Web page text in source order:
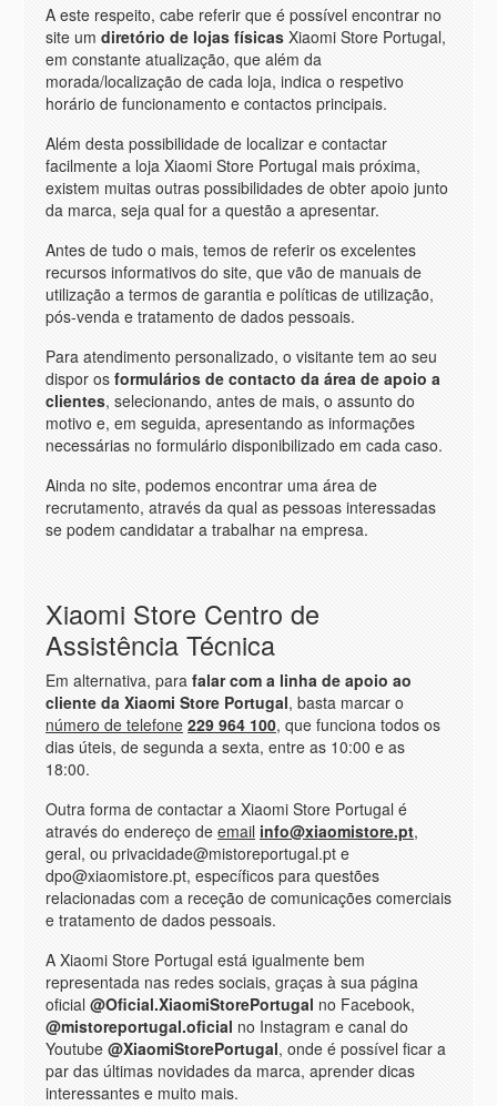
A este respeito, cabe referir que é possível encontrar no
site um diretório de lojas físicas Xiaomi Store Portugal,
em constante atualização, que além da
morada/localização de cada loja, indica o respetivo
horário de funcionamento e contactos principais.
Além desta possibilidade de localizar e contactar
facilmente a loja Xiaomi Store Portugal mais próxima,
existem muitas outras possibilidades de obter apoio junto
da marca, seja qual for a questão a apresentar.
Antes de tudo o mais, temos de referir os excelentes
recursos informativos do site, que vão de manuais de
utilização a termos de garantia e políticas de utilização,
pós-venda e tratamento de dados pessoais.
Para atendimento personalizado, o visitante tem ao seu
dispor os formulários de contacto da área de apoio a
clientes, selecionando, antes de mais, o assunto do
motivo e, em seguida, apresentando as informações
necessárias no formulário disponibilizado em cada caso.
Ainda no site, podemos encontrar uma área de
recrutamento, através da qual as pessoas interessadas
se podem candidatar a trabalhar na empresa.
Xiaomi Store Centro de
Assistência Técnica
Em alternativa, para falar com a linha de apoio ao
cliente da Xiaomi Store Portugal, basta marcar o
número de telefone 229 964 100, que funciona todos os
dias úteis, de segunda a sexta, entre as 10:00 e as
18:00.
Outra forma de contactar a Xiaomi Store Portugal é
através do endereço de email info@xiaomistore.pt,
geral, ou privacidade@mistoreportugal.pt e
dpo@xiaomistore.pt, específicos para questões
relacionadas com a receção de comunicações comerciais
e tratamento de dados pessoais.
A Xiaomi Store Portugal está igualmente bem
representada nas redes sociais, graças à sua página
oficial @Oficial.XiaomiStorePortugal no Facebook,
@mistoreportugal.oficial no Instagram e canal do
Youtube @XiaomiStorePortugal, onde é possível ficar a
par das últimas novidades da marca, aprender dicas
interessantes e muito mais.